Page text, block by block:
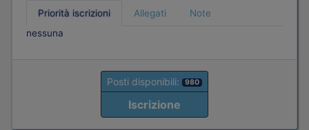
Priorità iscrizioni Allegati
Note
nessuna
Posti disponibili: 980
Iscrizione